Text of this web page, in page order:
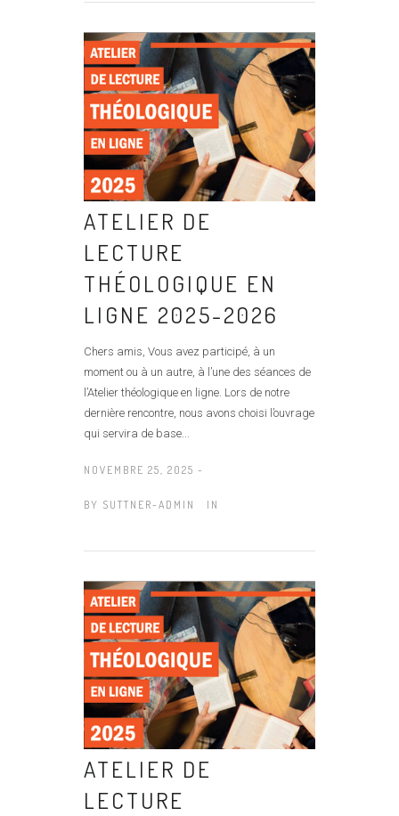
ATELIER DE
LECTURE
THÉOLOGIQUE EN
LIGNE 2025-2026
Chers amis, Vous avez participé, à un
moment ou à un autre, à l’une des séances de
l’Atelier théologique en ligne. Lors de notre
dernière rencontre, nous avons choisi l’ouvrage
qui servira de base...
NOVEMBRE 25, 2025 -
BY SUTTNER-ADMIN IN
ATELIER DE
LECTURE